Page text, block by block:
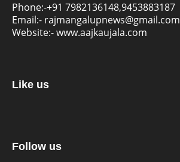
Phone:-+91 7982136148,9453883187
Email:- rajmangalupnews@gmail.com
Website:-www.aajkaujala.com
Like us
Follow us